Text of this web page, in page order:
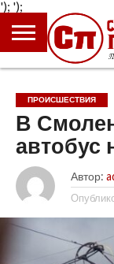
');
ГЛАВНАЯ
НОВОСТИ
ПОЛИТИКА
КУЛЬТУРА
ЭКОНОМИКА
ОБЩЕСТВО
БЛОГИ
ПРОИСШЕСТВИЯ
В
автобус
Автор:
');